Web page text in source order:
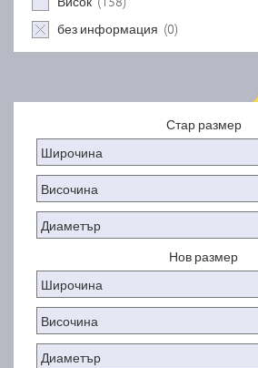
без информация (0)
Стар размер
Нов размер